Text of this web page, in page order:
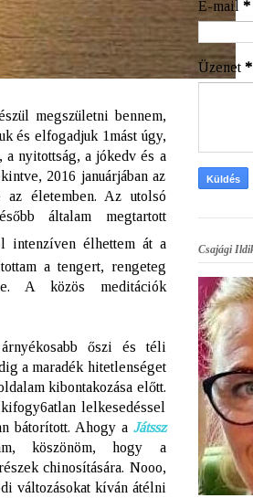
megszületni bennem,
és elfogadjuk 1mást úgy,
a nyitottság, a jókedv és a
2016 januárjában az
az életemben. Az utolsó
általam megtartott
intenzíven élhettem át a
a tengert, rengeteg
A közös meditációk
őszi és téli
a maradék hitetlenséget
kibontakozása előtt.
lelkesedéssel
bátorított. Ahogy a Játssz
köszönöm, hogy a
chinosítására. Nooo,
változásokat kíván átélni
E-mail *
Üzenet *
Csajági